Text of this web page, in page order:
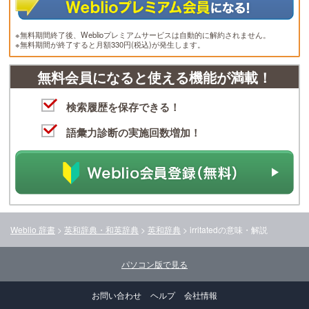
※無料期間終了後、Weblioプレミアムサービスは自動的に解約されません。
※無料期間が終了すると月額330円(税込)が発生します。
無料会員になると使える機能が満載！
検索履歴を保存できる！
語彙力診断の実施回数増加！
Weblio 辞書 > 英和辞典・和英辞典 > 英和辞典 > irritatedの意味・解説
パソコン版で見る
お問い合わせ ヘルプ 会社情報